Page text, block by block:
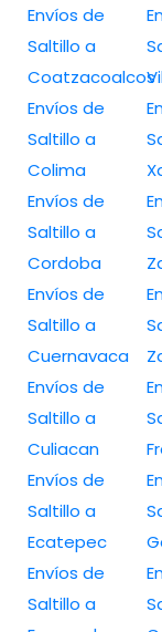
Envíos de
Saltillo a
Coatzacoalcos
Envíos de
Saltillo a
Colima
Envíos de
Saltillo a
Cordoba
Envíos de
Saltillo a
Cuernavaca
Envíos de
Saltillo a
Culiacan
Envíos de
Saltillo a
Ecatepec
Envíos de
Saltillo a